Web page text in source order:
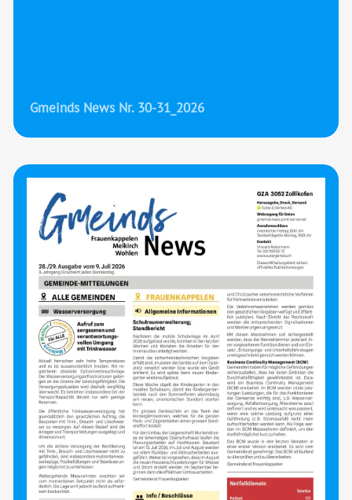
Gmeinds News Nr. 30-31_2026